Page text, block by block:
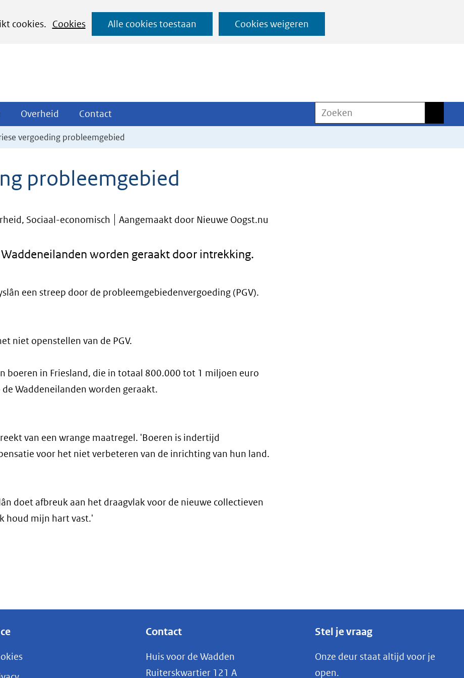
cookies.
Cookies
Alle cookies toestaan Cookies weigeren
Ga
naar
Projecten
Uitklappen
Overheid Overheid
Uitklappen
Contact
Uitklappen
Zoeken
vergoeding probleemgebied
probleemgebied
Sociaal-economisch Aangemaakt door Nieuwe Oogst.nu
worden geraakt door intrekking.
een streep door de probleemgebiedenvergoeding (PGV).
niet openstellen van de PGV.
boeren in Friesland, die in totaal 800.000 tot 1 miljoen euro
Waddeneilanden worden geraakt.
van een wrange maatregel. 'Boeren is indertijd
voor het niet verbeteren van de inrichting van hun land.
doet afbreuk aan het draagvlak voor de nieuwe collectieven
houd mijn hart vast.'
Contact
Huis voor de Wadden
Ruiterskwartier 121 A
Stel je vraag
Onze deur staat altijd voor je
open.